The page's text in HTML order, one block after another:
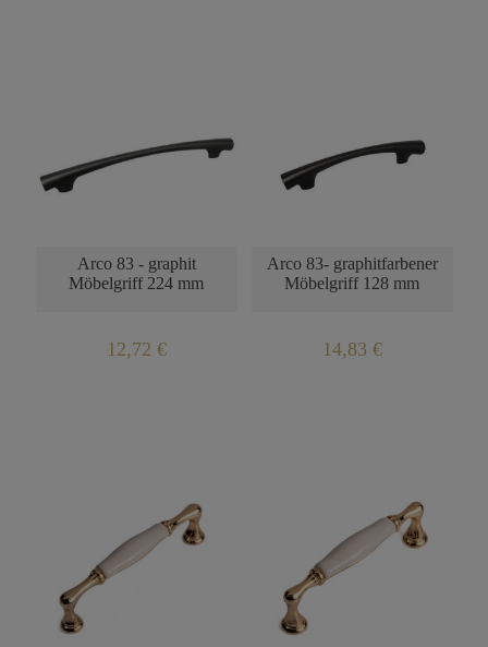
Arco 83 - graphit
Möbelgriff 224 mm
12,72 €
Arco 83- graphitfarbener
Möbelgriff 128 mm
14,83 €
BENACHRICHTIGUNG
BENACHRICHTIGUNG